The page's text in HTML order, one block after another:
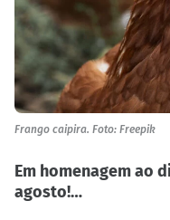
Frango caipira. Foto: Freepik
Em homenagem ao
agosto!…